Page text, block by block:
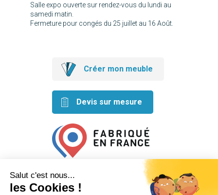
Salle expo ouverte sur rendez-vous du lundi au
samedi matin.
Fermeture pour congés du 25 juillet au 16 Août.
Créer mon meuble
Devis sur mesure
Retrouvez nos idées créatives
sur les réseaux